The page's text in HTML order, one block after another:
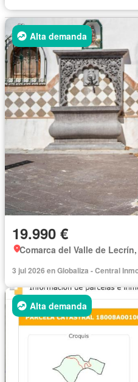
Alta demanda
19.990 €
Comarca del Valle de
3 jul 2026 en Globaliza - Central
Alta demanda